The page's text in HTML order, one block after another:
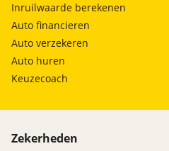
Inruilwaarde berekenen
Auto financieren
Auto verzekeren
Auto huren
Keuzecoach
Zekerheden